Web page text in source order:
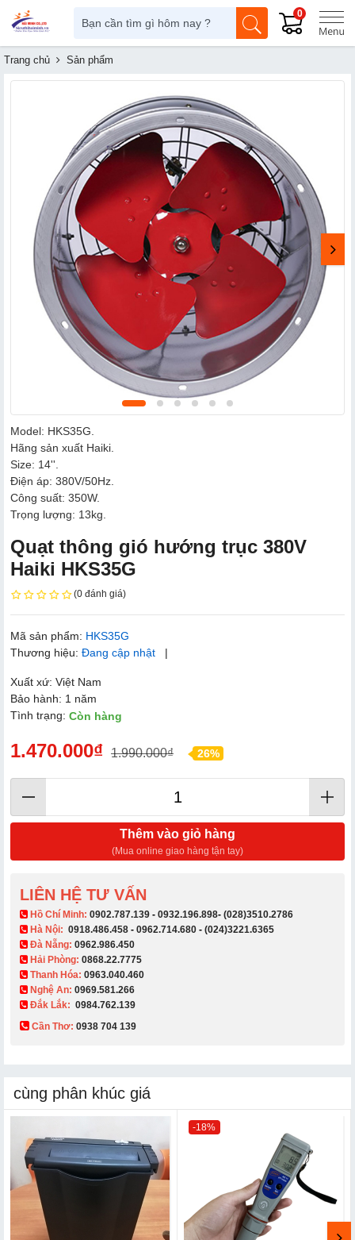
0
Trang chủ Sản phẩm
Model: HKS35G.
Hãng sản xuất Haiki.
Size: 14''.
Điện áp: 380V/50Hz.
Công suất: 350W.
Trọng lượng: 13kg.
Quạt thông gió hướng trục 380V
Haiki HKS35G
(0 đánh giá)
Mã sản phẩm: HKS35G
Thương hiệu: Đang cập nhật |
Xuất xứ: Việt Nam
Bảo hành: 1 năm
Tình trạng: Còn hàng
1.470.000₫ 1.990.000₫ 26%
Thêm vào giỏ hàng
(Mua online giao hàng tận tay)
LIÊN HỆ TƯ VẤN
​ Hồ Chí Minh: 0902.787.139 - 0932.196.898- (028)3510.2786
Hà Nội: 0918.486.458 - 0962.714.680 - (024)3221.6365
Đà Nẵng: 0962.986.450
Hải Phòng: 0868.22.7775
Thanh Hóa: 0963.040.460
Nghệ An: 0969.581.266
Đắk Lắk: 0984.762.139
Cần Thơ: 0938 704 139​
cùng phân khúc giá
-18%